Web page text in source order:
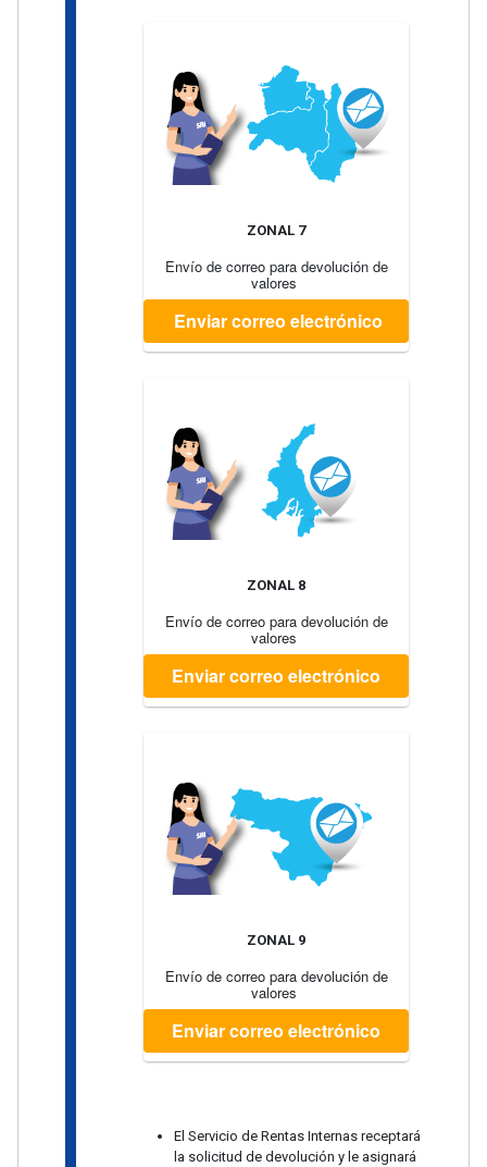
ZONAL 7
Envío de correo para devolución de
valores
Enviar correo electrónico
ZONAL 8
Envío de correo para devolución de
valores
Enviar correo electrónico
ZONAL 9
Envío de correo para devolución de
valores
Enviar correo electrónico
El Servicio de Rentas Internas receptará
la solicitud de devolución y le asignará